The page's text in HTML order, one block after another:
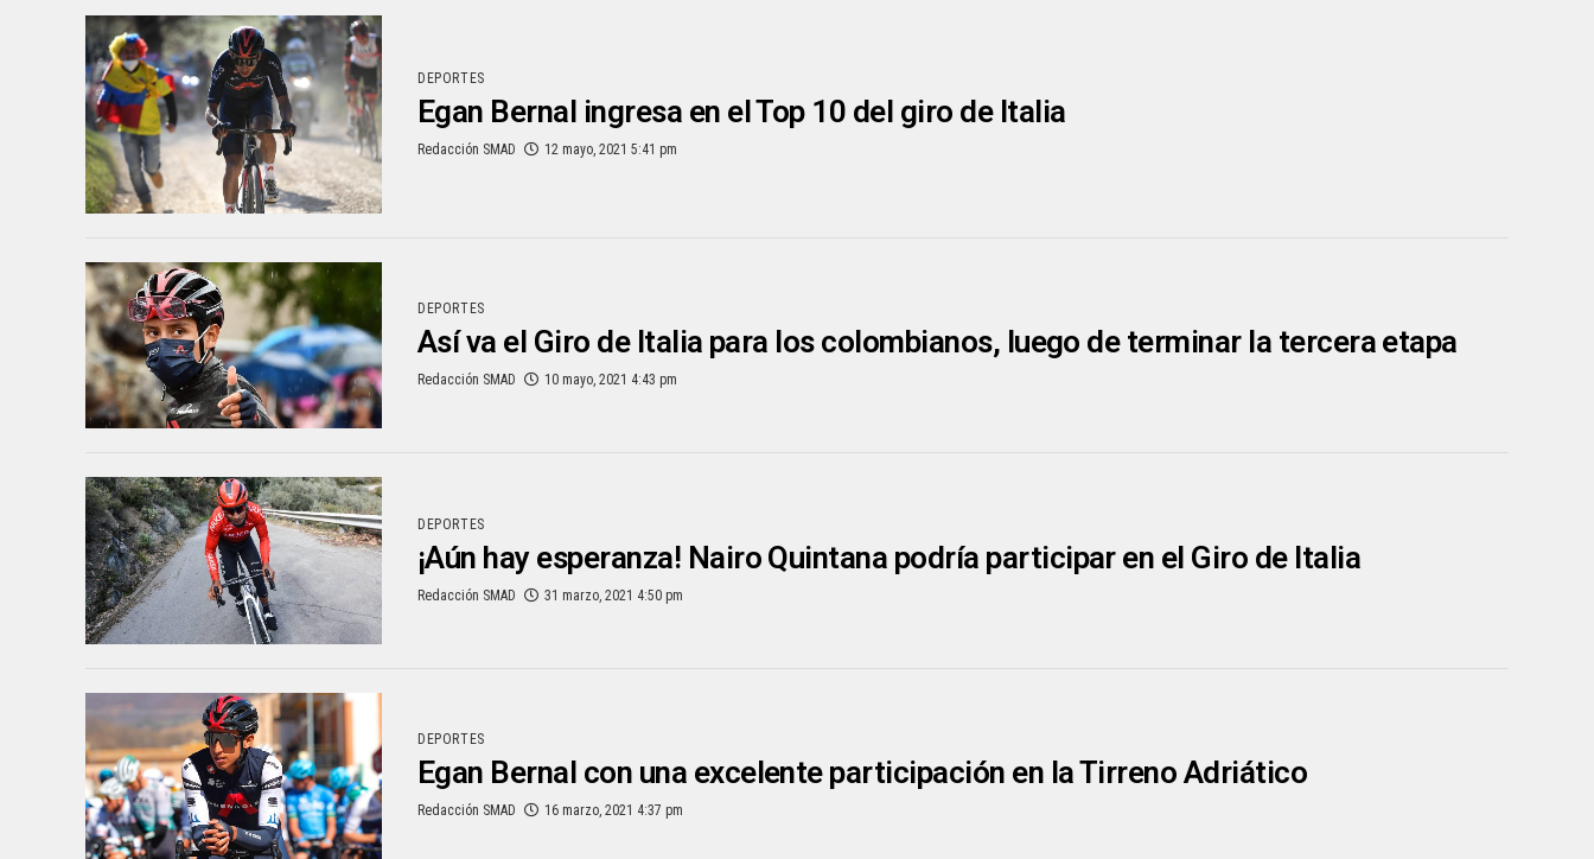
DEPORTES
Egan Bernal ingresa en el Top 10 del giro de Italia
Redacción SMAD 12 mayo, 2021 5:41 pm
DEPORTES
Así va el Giro de Italia para los colombianos, luego de terminar la tercera etapa
Redacción SMAD 10 mayo, 2021 4:43 pm
DEPORTES
¡Aún hay esperanza! Nairo Quintana podría participar en el Giro de Italia
Redacción SMAD 31 marzo, 2021 4:50 pm
DEPORTES
Egan Bernal con una excelente participación en la Tirreno Adriático
Redacción SMAD 16 marzo, 2021 4:37 pm